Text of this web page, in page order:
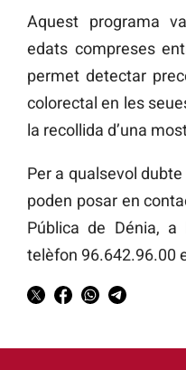
Aquest programa
edats compreses
permet detectar
colorectal en les
la recollida d’una
Per a qualsevol
poden posar en
Pública de Dénia,
telèfon 96.642.96.00